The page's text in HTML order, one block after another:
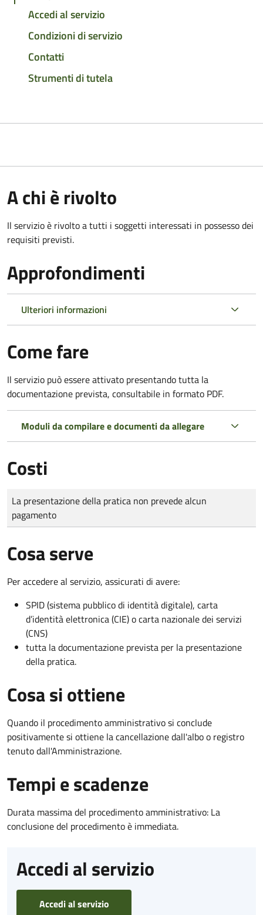
Accedi al servizio
Condizioni di servizio
Contatti
Strumenti di tutela
A chi è rivolto
Il servizio è rivolto a tutti i soggetti interessati in possesso dei
requisiti previsti.
Approfondimenti
Ulteriori informazioni
Come fare
Il servizio può essere attivato presentando tutta la
documentazione prevista, consultabile in formato PDF.
Moduli da compilare e documenti da allegare
Costi
Tipo di pagamento
Importo
La presentazione della pratica non prevede alcun
pagamento
Cosa serve
Per accedere al servizio, assicurati di avere:
SPID (sistema pubblico di identità digitale), carta
d’identità elettronica (CIE) o carta nazionale dei servizi
(CNS)
tutta la documentazione prevista per la presentazione
della pratica.
Cosa si ottiene
Quando il procedimento amministrativo si conclude
positivamente si ottiene la cancellazione dall'albo o registro
tenuto dall'Amministrazione.
Tempi e scadenze
Durata massima del procedimento amministrativo: La
conclusione del procedimento è immediata.
Accedi al servizio
Accedi al servizio